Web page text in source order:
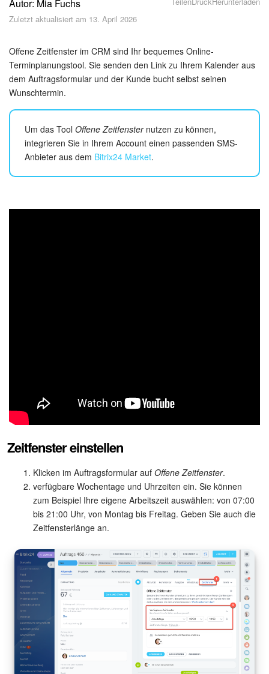
Sicherheit
Feed
Abonnement
Aufgaben und Projekte
KI-Projekte
Messenger
Collabs
Elektronische Unterschrift für HR
Elektronische Unterschrift
Bestandsverwaltung
Contact Center
Mitarbeiter-Widget
Marketing
Vertriebsstelle
CRM-Analytik
Autor: Mia Fuchs
Zuletzt aktualisiert am 13. April 2026
Offene Zeitfenster im CRM sind Ihr bequemes Online-
Terminplanungstool. Sie senden den Link zu Ihrem Kalender aus
dem Auftragsformular und der Kunde bucht selbst seinen
Wunschtermin.
Um das Tool Offene Zeitfensternutzen zu können,
integrieren Sie in Ihrem Account einen passenden SMS-
Anbieter aus dem Bitrix24 Market.
Zeitfenster einstellen
Klicken im Auftragsformular auf Offene Zeitfenster.
verfügbare Wochentage und Uhrzeiten ein. Sie können
zum Beispiel Ihre eigene Arbeitszeit auswählen: von 07:00
bis 21:00 Uhr, von Montag bis Freitag. Geben Sie auch die
Zeitfensterlänge an.